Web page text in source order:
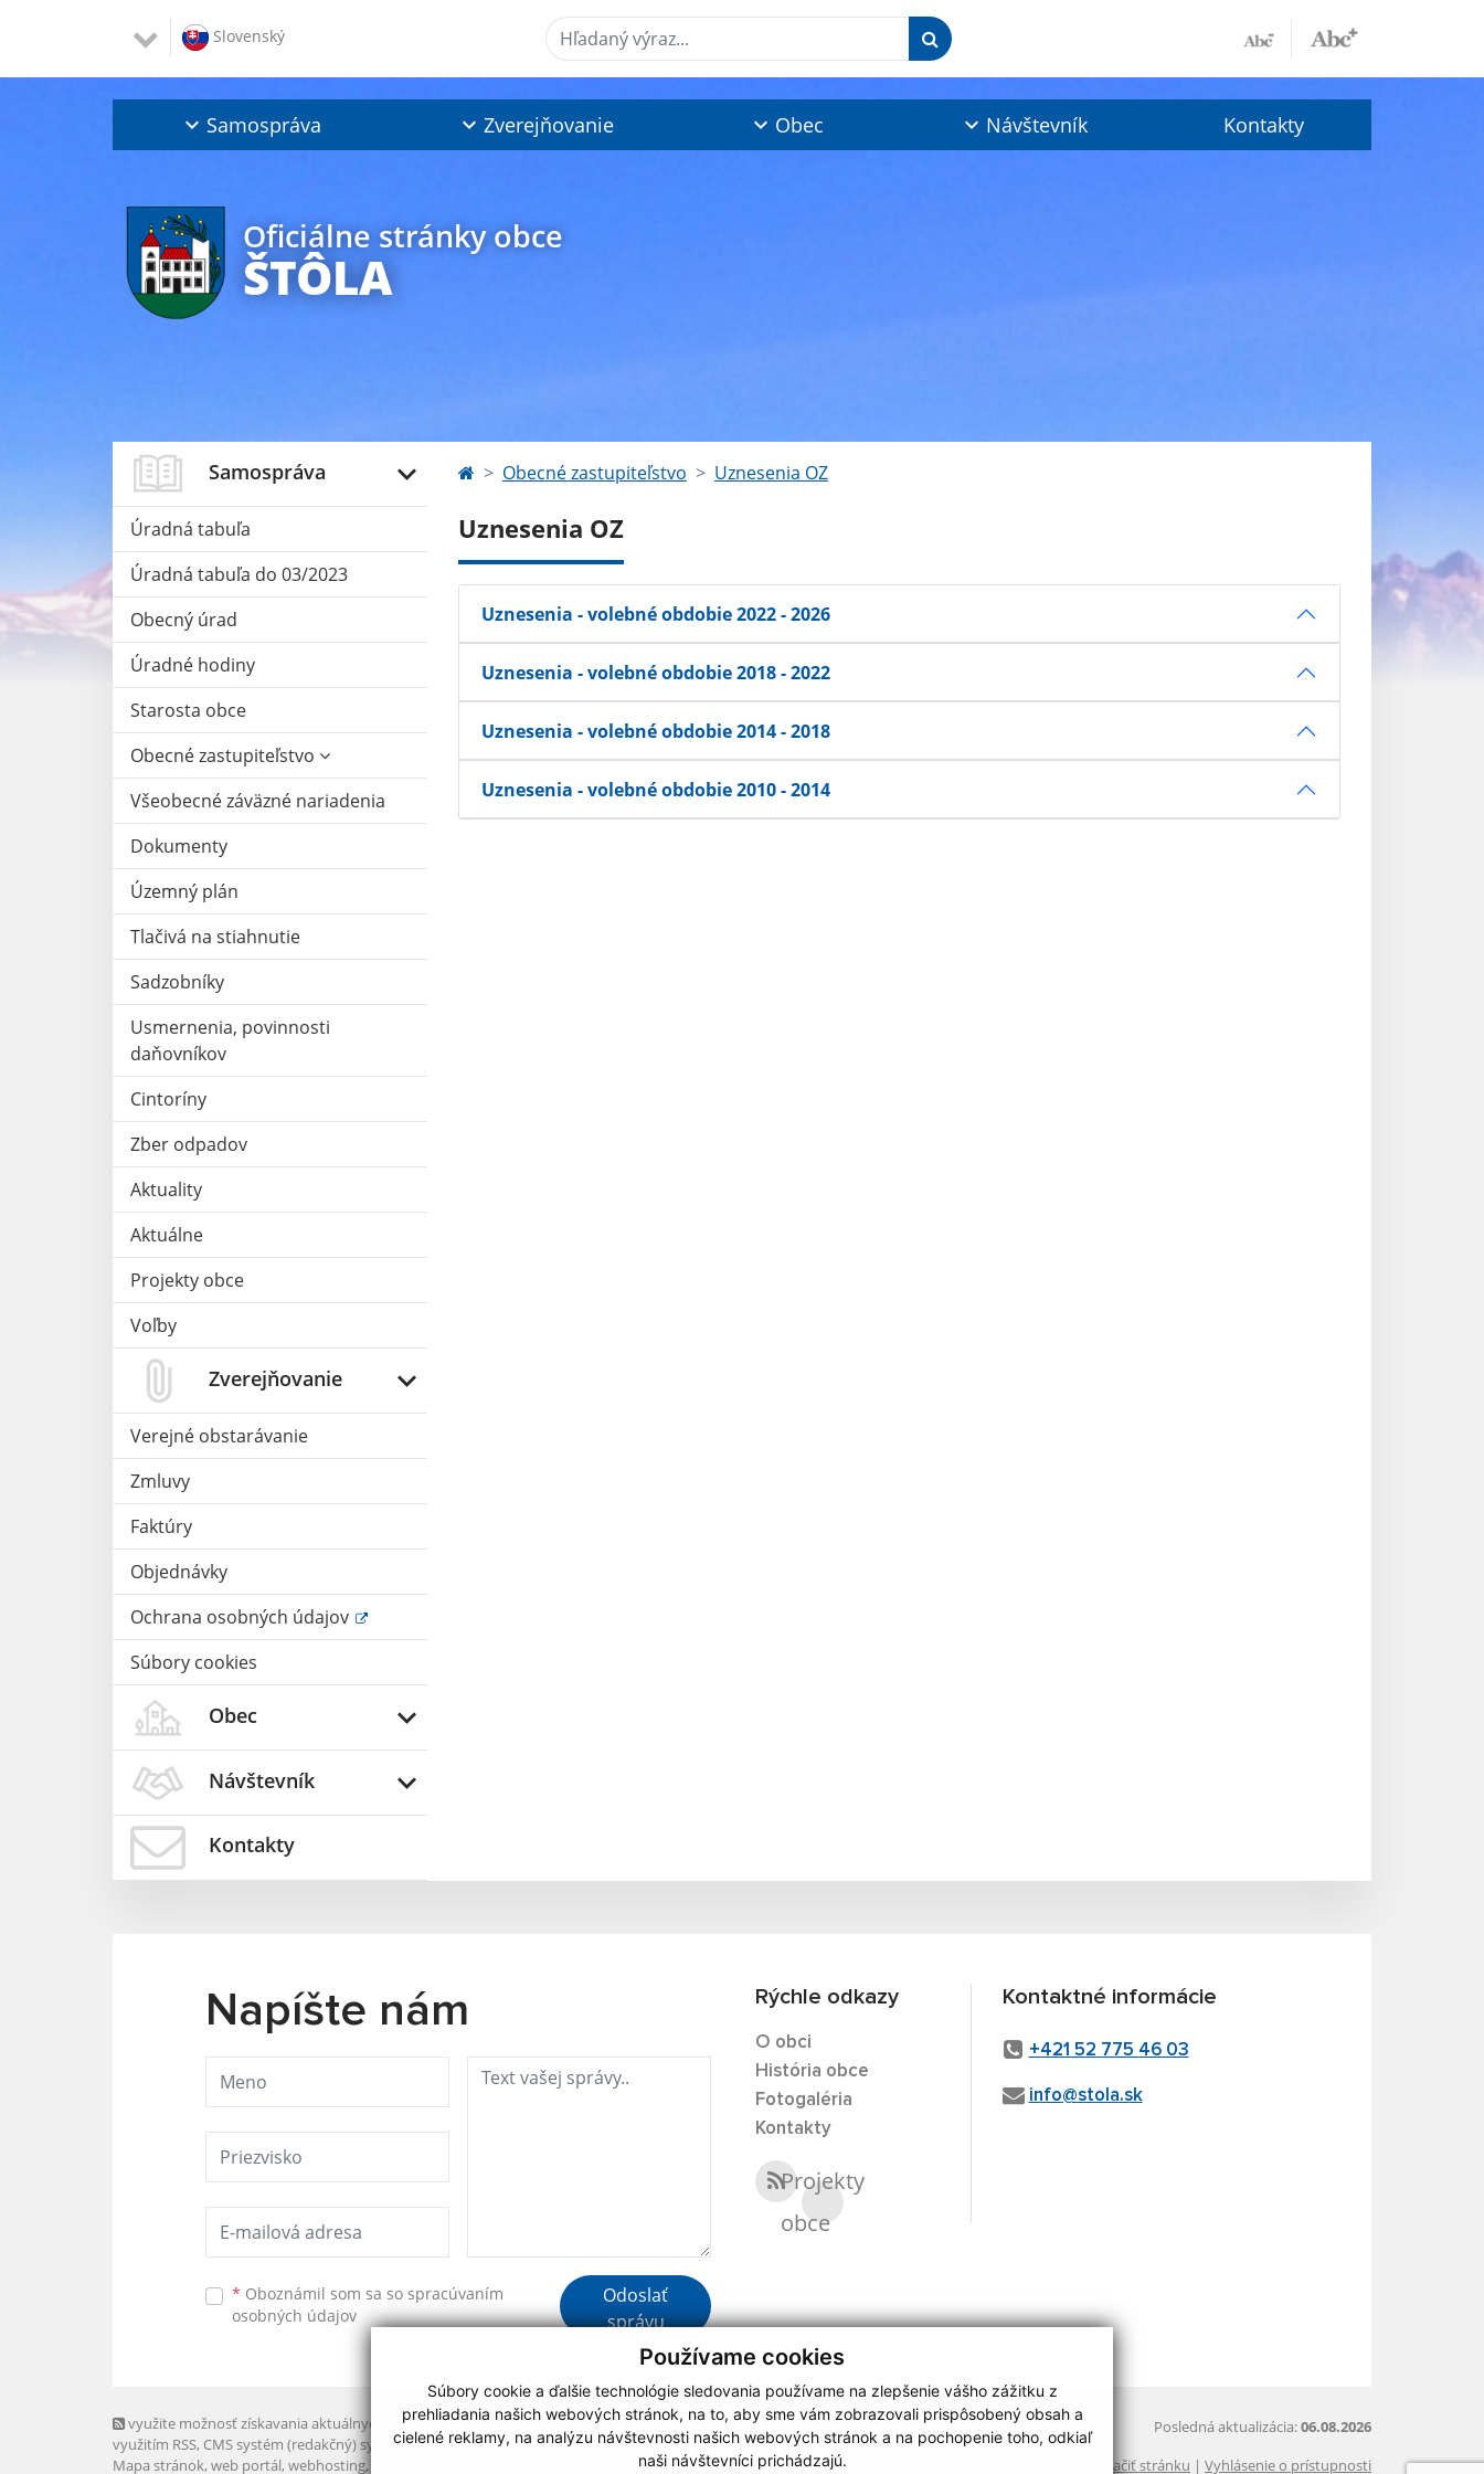
Používame cookies
Súbory cookie a ďalšie technológie sledovania používame na zlepšenie vášho zážitku z
prehliadania našich webových stránok, na to, aby sme vám zobrazovali prispôsobený obsah a
cielené reklamy, na analýzu návštevnosti našich webových stránok a na pochopenie toho, odkiaľ
naši návštevníci prichádzajú.
Slovenský Hľadaný výraz...
Samospráva Zverejňovanie Obec Návštevník Kontakty
Oficiálne stránky obce
ŠTÔLA
Samospráva
Úradná tabuľa
Úradná tabuľa do 03/2023
Obecný úrad
Úradné hodiny
Starosta obce
Obecné zastupiteľstvo
Všeobecné záväzné nariadenia
Dokumenty
Územný plán
Tlačivá na stiahnutie
Sadzobníky
Usmernenia, povinnosti
daňovníkov
Cintoríny
Zber odpadov
Aktuality
Aktuálne
Projekty obce
Voľby
Zverejňovanie
Verejné obstarávanie
Zmluvy
Faktúry
Objednávky
Ochrana osobných údajov
Súbory cookies
Obec
Návštevník
Kontakty
Obecné zastupiteľstvo Uznesenia OZ
Uznesenia OZ
Uznesenia - volebné obdobie 2022 - 2026
Uznesenia - volebné obdobie 2018 - 2022
Uznesenia - volebné obdobie 2014 - 2018
Uznesenia - volebné obdobie 2010 - 2014
Napíšte nám
* Oboznámil som sa so spracúvaním
osobných údajov
Odoslať
správu
Rýchle odkazy
O obci
História obce
Fotogaléria
Kontakty
Projekty
obce
Kontaktné informácie
+421 52 775 46 03
info@stola.sk
využite možnosť získavania aktuálnych informácií s
využitím RSS, CMS systém (redakčný) systém ECHELON 2,
Mapa stránok, web portál, webhosting,
Posledná aktualizácia:06.08.2026
Vytlačiť stránku | Vyhlásenie o prístupnosti
webdesign|